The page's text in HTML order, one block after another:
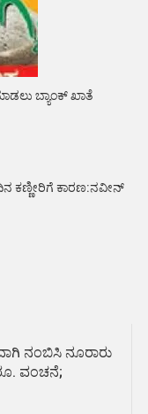
ಬ್ಯಾಂಕ್ ಖಾತೆ
ಕಣ್ಣೀರಿಗೆ ಕಾರಣ:ನವೀನ್
ನಂಬಿಸಿ ನೂರಾರು
ವಂಚನೆ;